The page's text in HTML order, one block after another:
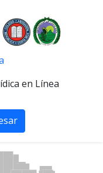
en Línea